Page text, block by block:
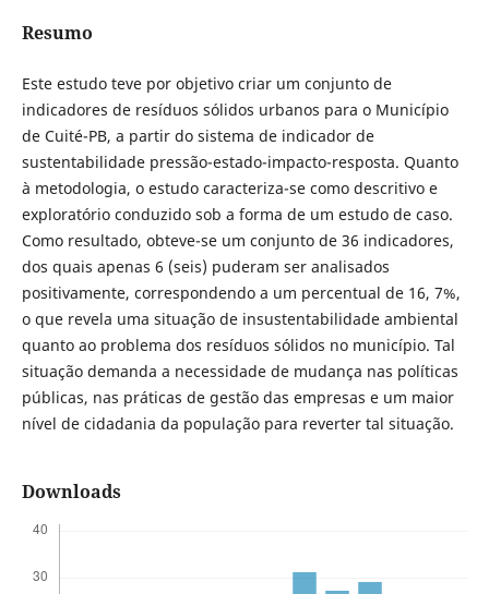
Resumo
Este estudo teve por objetivo criar um conjunto de
indicadores de resíduos sólidos urbanos para o Município
de Cuité-PB, a partir do sistema de indicador de
sustentabilidade pressão-estado-impacto-resposta. Quanto
à metodologia, o estudo caracteriza-se como descritivo e
exploratório conduzido sob a forma de um estudo de caso.
Como resultado, obteve-se um conjunto de 36 indicadores,
dos quais apenas 6 (seis) puderam ser analisados
positivamente, correspondendo a um percentual de 16, 7%,
o que revela uma situação de insustentabilidade ambiental
quanto ao problema dos resíduos sólidos no município. Tal
situação demanda a necessidade de mudança nas políticas
públicas, nas práticas de gestão das empresas e um maior
nível de cidadania da população para reverter tal situação.
Downloads